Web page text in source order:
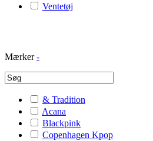
Ventetøj
Mærker -
& Tradition
Acana
Blackpink
Copenhagen Kpop